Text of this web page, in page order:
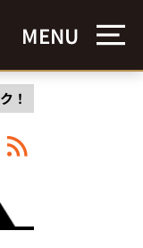
MENU
！